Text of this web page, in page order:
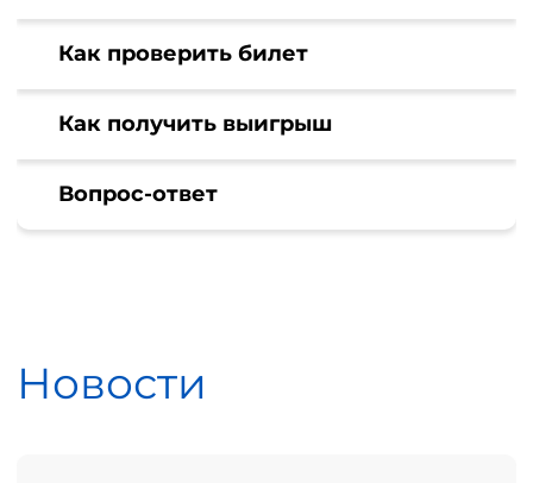
Как проверить билет
Как получить выигрыш
Вопрос-ответ
Новости